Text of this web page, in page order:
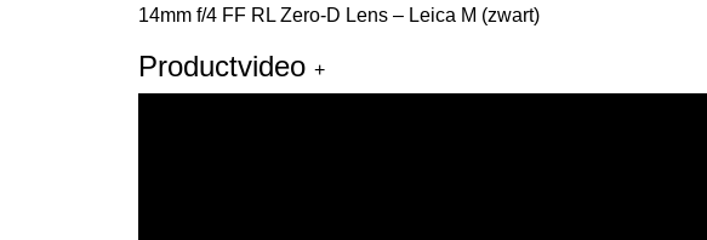
14mm f/4 FF RL Zero-D Lens – Leica M (zwart)
Productvideo +